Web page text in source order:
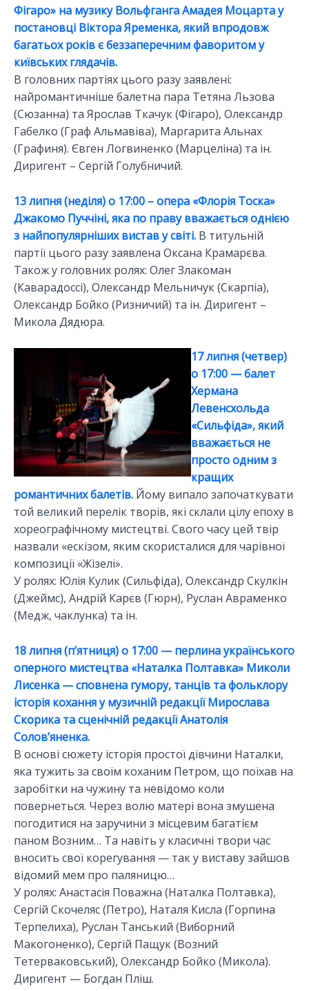
Фігаро» на музику Вольфганга Амадея Моцарта у
постановці Віктора Яременка, який впродовж
багатьох років є беззаперечним фаворитом у
київських глядачів.
В головних партіях цього разу заявлені:
найромантичніше балетна пара Тетяна Льзова
(Сюзанна) та Ярослав Ткачук (Фігаро), Олександр
Габелко (Граф Альмавіва), Маргарита Альнах
(Графиня). Євген Логвиненко (Марцеліна) та ін.
Диригент – Сергій Голубничий.
13 липня (неділя) о 17:00 – опера «Флорія Тоска»
Джакомо Пуччіні, яка по праву вважається однією
з найпопулярніших вистав у світі. В титульній
партії цього разу заявлена Оксана Крамарєва.
Також у головних ролях: Олег Злакоман
(Каварадоссі), Олександр Мельничук (Скарпіа),
Олександр Бойко (Ризничий) та ін. Диригент –
Микола Дядюра.
17 липня (четвер)
о 17:00 — балет
Хермана
Левенсхольда
«Сильфіда», який
вважається не
просто одним з
кращих
романтичних балетів. Йому випало започаткувати
той великий перелік творів, які склали цілу епоху в
хореографічному мистецтві. Свого часу цей твір
назвали «ескізом, яким скористалися для чарівної
композиції «Жізелі».
У ролях: Юлія Кулик (Сильфіда), Олександр Скулкін
(Джеймс), Андрій Карєв (Гюрн), Руслан Авраменко
(Медж, чаклунка) та ін.
18 липня (п’ятниця) о 17:00 — перлина українського
оперного мистецтва «Наталка Полтавка» Миколи
Лисенка — сповнена гумору, танців та фольклору
історія кохання у музичній редакції Мирослава
Скорика та сценічній редакції Анатолія
Солов’яненка.
В основі сюжету історія простої дівчини Наталки,
яка тужить за своїм коханим Петром, що поїхав на
заробітки на чужину та невідомо коли
повернеться. Через волю матері вона змушена
погодитися на заручини з місцевим багатієм
паном Возним… Та навіть у класичні твори час
вносить свої корегування — так у виставу зайшов
відомий мем про паляницю…
У ролях: Анастасія Поважна (Наталка Полтавка),
Сергій Скочеляс (Петро), Наталя Кисла (Горпина
Терпелиха), Руслан Танський (Виборний
Макогоненко), Сергій Пащук (Возний
Тетерваковський), Олександр Бойко (Микола).
Диригент — Богдан Пліш.